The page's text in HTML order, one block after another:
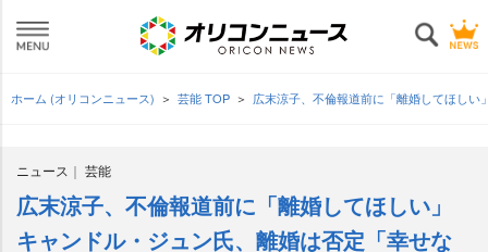
ホーム (オリコンニュース) 芸能 TOP 広末涼子、不倫報道前に「離婚してほし
ニュース 芸能
広末涼子、不倫報道前に「離婚してほしい」
キャンドル・ジュン氏、離婚は否定「幸せな